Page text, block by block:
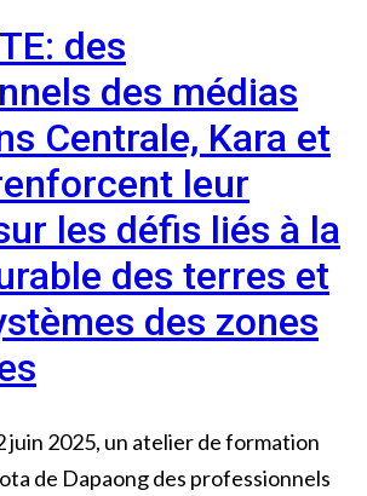
des
des médias
Centrale, Kara et
leur
les défis liés à la
des terres et
des zones
juin 2025, un atelier de formation
de Dapaong des professionnels